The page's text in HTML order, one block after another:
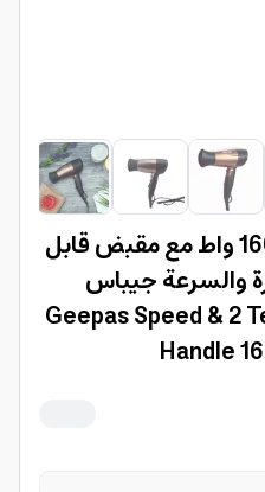
استشوار شعر صغير 1600 واط مع مقبض قابل
والسرعة جيباس
Geepas Speed & 2
Handle